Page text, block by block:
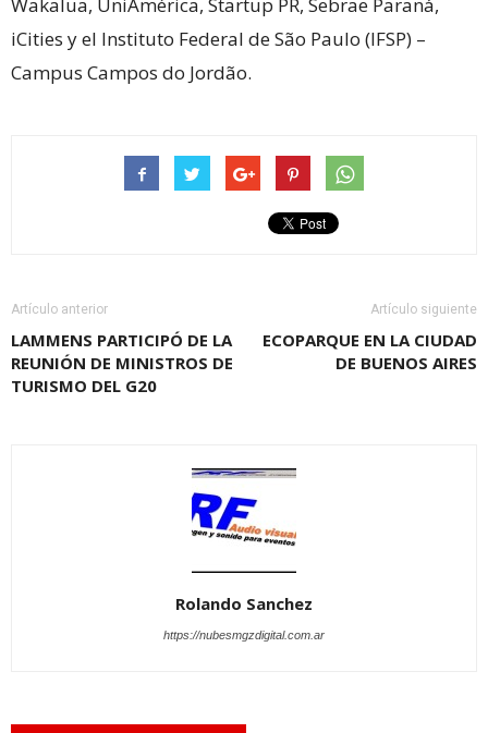
iCities y el Instituto Federal de São Paulo (IFSP) –
Campus Campos do Jordão.
Artículo anterior
LAMMENS PARTICIPÓ DE LA
REUNIÓN DE MINISTROS DE
TURISMO DEL G20
Artículo siguiente
ECOPARQUE EN LA CIUDAD
DE BUENOS AIRES
Rolando Sanchez
https://nubesmgzdigital.com.ar